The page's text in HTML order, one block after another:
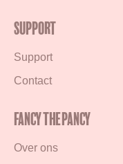
Support
Support
Contact
Fancy the Pancy
Over ons